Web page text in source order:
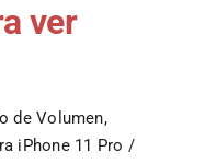
ver
de Volumen,
iPhone 11 Pro /